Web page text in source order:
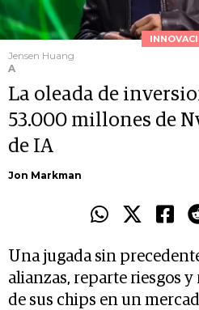
Jensen Huang
A
La oleada de
53.000 millones de
de IA
Jon Markman
Una jugada sin
alianzas, reparte riesgos
de sus chips en un